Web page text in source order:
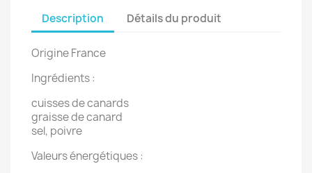
Description Détails du produit
Origine France
Ingrédients :
cuisses de canards
graisse de canard
sel, poivre
Valeurs énergétiques :